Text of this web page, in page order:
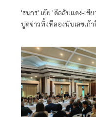
'ธนกร' เย้ย 'ดีลลับแดง-เขี
ปูดข่าวทั้งทีลองนับเลขเก้